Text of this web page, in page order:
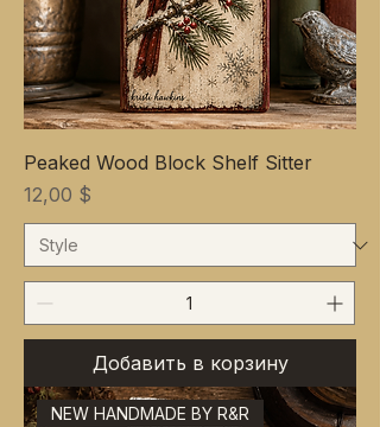
Peaked Wood Block Shelf Sitter
Цена
12,00 $
Добавить в корзину
NEW HANDMADE BY R&R